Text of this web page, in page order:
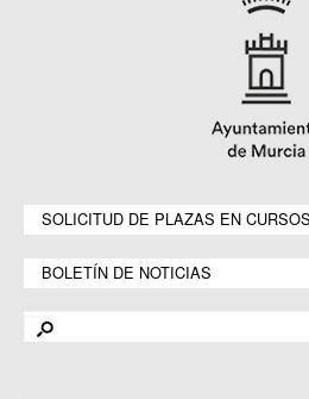
SOLICITUD DE PLAZAS EN
BOLETÍN DE NOTICIAS